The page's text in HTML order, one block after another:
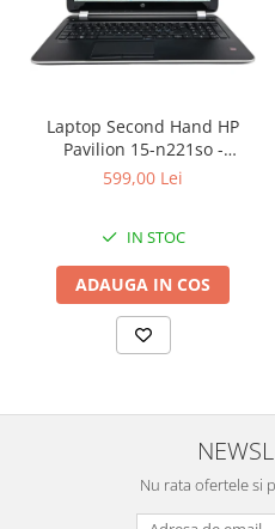
Laptop Second Hand HP
Pavilion 15-n221so -
15.6inch AMD A6-5200 1GB
10 Refurbished
599,00 Lei
IN STOC
ADAUGA IN COS
Nu rata ofertele si